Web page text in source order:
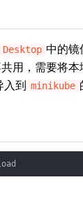
中的镜
用，需要将本
到
minikube